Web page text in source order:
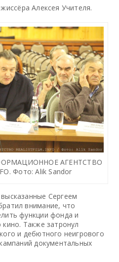
Алексея Учителя.
АГЕНТСТВО
Фото: Alik Sandor
Сергеем
внимание, что
функции фонда и
Также затронул
и дебютного неигрового
документальных